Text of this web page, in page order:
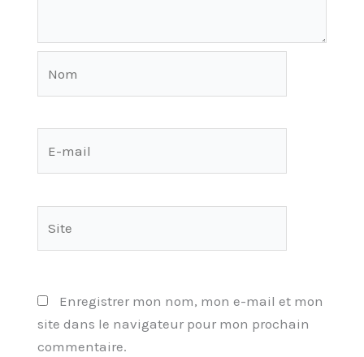
Enregistrer mon nom, mon e-mail et mon
site dans le navigateur pour mon prochain
commentaire.